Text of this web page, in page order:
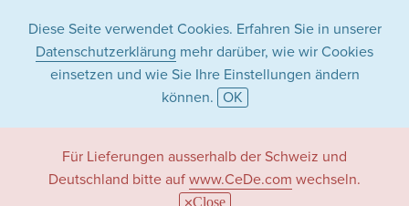
Diese Seite verwendet Cookies. Erfahren Sie in unserer
Datenschutzerklärung mehr darüber, wie wir Cookies
einsetzen und wie Sie Ihre Einstellungen ändern
können. OK
Für Lieferungen ausserhalb der Schweiz und
Deutschland bitte auf www.CeDe.com wechseln.
Close